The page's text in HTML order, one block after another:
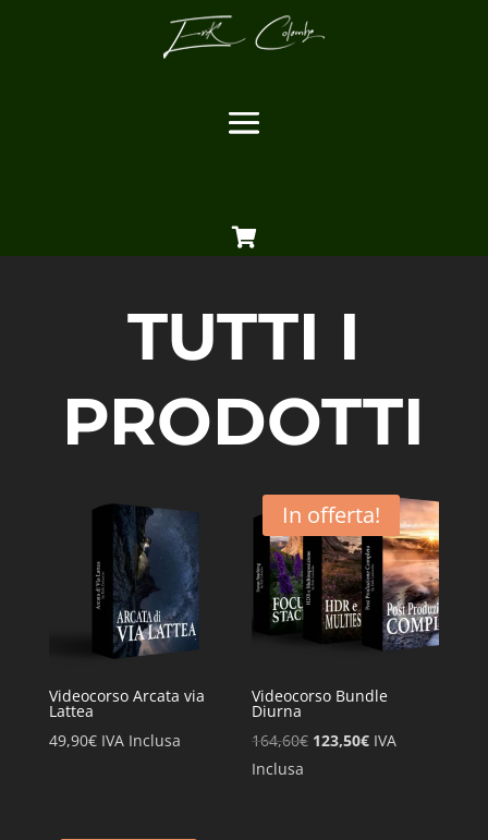

TUTTI I
PRODOTTI
Videocorso Arcata via
Lattea
49,90€ IVA Inclusa
In offerta!
Videocorso Bundle
Diurna
164,60€ Il
123,50€IlIVA
Inclusa